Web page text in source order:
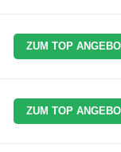
ZUM TOP
ZUM TOP